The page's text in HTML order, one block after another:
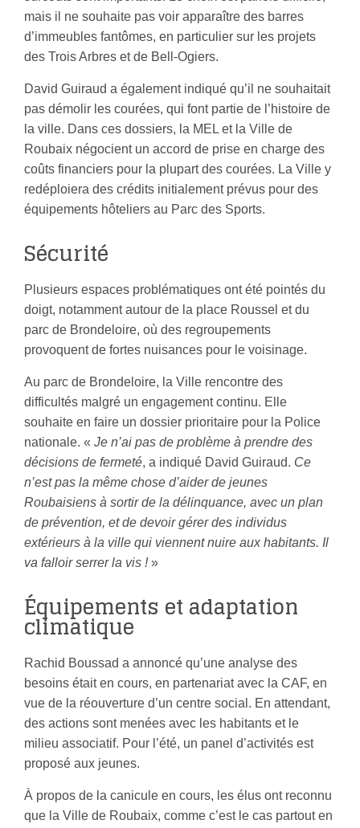
mais il ne souhaite pas voir apparaître des barres
d’immeubles fantômes, en particulier sur les projets
des Trois Arbres et de Bell-Ogiers.
David Guiraud a également indiqué qu’il ne souhaitait
pas démolir les courées, qui font partie de l’histoire de
la ville. Dans ces dossiers, la MEL et la Ville de
Roubaix négocient un accord de prise en charge des
coûts financiers pour la plupart des courées. La Ville y
redéploiera des crédits initialement prévus pour des
équipements hôteliers au Parc des Sports.
Sécurité
Plusieurs espaces problématiques ont été pointés du
doigt, notamment autour de la place Roussel et du
parc de Brondeloire, où des regroupements
provoquent de fortes nuisances pour le voisinage.
Au parc de Brondeloire, la Ville rencontre des
difficultés malgré un engagement continu. Elle
souhaite en faire un dossier prioritaire pour la Police
nationale. « Je n’ai pas de problème à prendre des
décisions de fermeté, a indiqué David Guiraud. Ce
n’est pas la même chose d’aider de jeunes
Roubaisiens à sortir de la délinquance, avec un plan
de prévention, et de devoir gérer des individus
extérieurs à la ville qui viennent nuire aux habitants. Il
va falloir serrer la vis !»
Équipements et adaptation
climatique
Rachid Boussad a annoncé qu’une analyse des
besoins était en cours, en partenariat avec la CAF, en
vue de la réouverture d’un centre social. En attendant,
des actions sont menées avec les habitants et le
milieu associatif. Pour l’été, un panel d’activités est
proposé aux jeunes.
À propos de la canicule en cours, les élus ont reconnu
que la Ville de Roubaix, comme c’est le cas partout en